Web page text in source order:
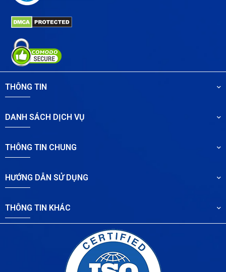
THÔNG TIN
DANH SÁCH DỊCH VỤ
THÔNG TIN CHUNG
HƯỚNG DẪN SỬ DỤNG
THÔNG TIN KHÁC